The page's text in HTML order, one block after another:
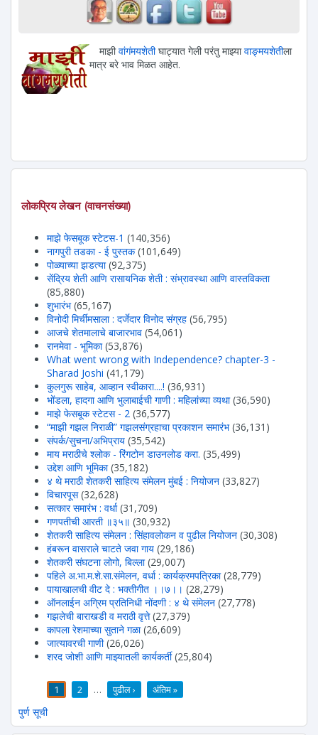
माझीवांगंमयशेतीघाट्यात गेली परंतु माझ्यावाङ्मयशेतीला
मात्र बरे भाव मिळत आहेत.
लोकप्रिय लेखन (वाचनसंख्या)
माझे फेसबूक स्टेटस-1 (140,356)
नागपुरी तडका - ई पुस्तक (101,649)
पोळ्याच्या झडत्या (92,375)
सेंद्रिय शेती आणि रासायनिक शेती : संभ्रावस्था आणि वास्तविकता
(85,880)
शुभारंभ (65,167)
विनोदी मिर्चीमसाला : दर्जेदार विनोद संग्रह (56,795)
आजचे शेतमालाचे बाजारभाव (54,061)
रानमेवा - भूमिका (53,876)
What went wrong with Independence? chapter-3 -
Sharad Joshi (41,179)
कुलगुरू साहेब, आव्हान स्वीकारा....! (36,931)
भोंडला, हादगा आणि भुलाबाईची गाणी : महिलांच्या व्यथा (36,590)
माझे फेसबूक स्टेटस - 2 (36,577)
“माझी गझल निराळी” गझलसंग्रहाचा प्रकाशन समारंभ (36,131)
संपर्क/सुचना/अभिप्राय (35,542)
माय मराठीचे श्लोक - रिंगटोन डाउनलोड करा. (35,499)
उद्देश आणि भूमिका (35,182)
४ थे मराठी शेतकरी साहित्य संमेलन मुंबई : नियोजन (33,827)
विचारपूस (32,628)
सत्कार समारंभ : वर्धा (31,709)
गणपतीची आरती ॥३५॥ (30,932)
शेतकरी साहित्य संमेलन : सिंहावलोकन व पुढील नियोजन (30,308)
हंबरून वासराले चाटते जवा गाय (29,186)
शेतकरी संघटना लोगो, बिल्ला (29,007)
पहिले अ.भा.म.शे.सा.संमेलन, वर्धा : कार्यक्रमपत्रिका (28,779)
पायाखालची वीट दे : भक्तीगीत ।।७।। (28,279)
ऑनलाईन अग्रिम प्रतिनिधी नोंदणी : ४ थे संमेलन (27,778)
गझलेची बाराखडी व मराठी वृत्ते (27,379)
कापला रेशमाच्या सुताने गळा (26,609)
जात्यावरची गाणी (26,026)
शरद जोशी आणि माझ्यातली कार्यकर्ती (25,804)
1 2 … पुढील › अंतिम »
पुर्ण सूची